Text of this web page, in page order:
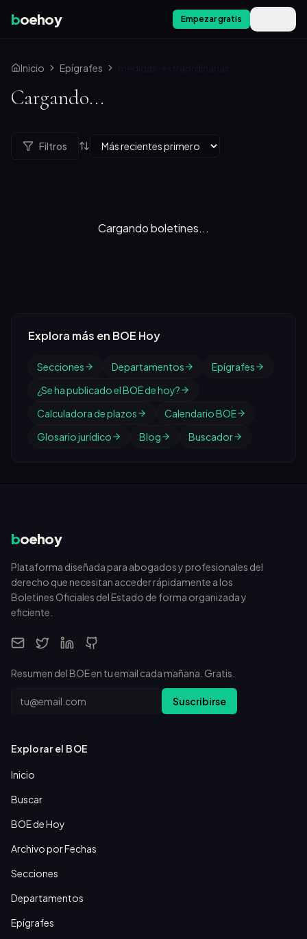
boehoy Empezar gratis
Inicio Epígrafes medidas-extraordinarias
Cargando...
Filtros
Cargando boletines...
Explora más en BOE Hoy
Secciones Departamentos
Epígrafes
¿Se ha publicado el BOE de hoy?
Calculadora de plazos
Calendario BOE
Glosario jurídico
Blog Buscador
boehoy
Plataforma diseñada para abogados y profesionales del
derecho que necesitan acceder rápidamente a los
Boletines Oficiales del Estado de forma organizada y
eficiente.
Resumen del BOE en tu email cada mañana. Gratis.
Email Suscribirse
Explorar el BOE
Inicio
Buscar
BOE de Hoy
Archivo por Fechas
Secciones
Departamentos
Epígrafes